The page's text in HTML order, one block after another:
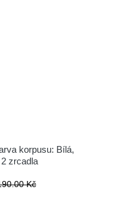
korpusu: Bílá,
zrcadla
Kč